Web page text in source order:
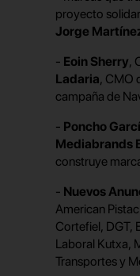
proyecto
Jorge
- Eoin Sherry,
Ladaria, CMO
campaña de
- Poncho
Mediabrands
construye
- Nuevos
American
Cortefiel, DGT,
Laboral Kutxa,
Transportes y